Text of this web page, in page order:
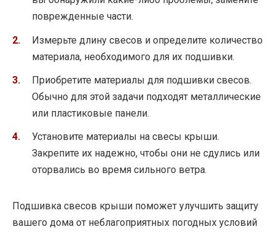
поврежденные части.
Измерьте длину свесов и определите количество
материала, необходимого для их подшивки.
Приобретите материалы для подшивки свесов.
Обычно для этой задачи подходят металлические
или пластиковые панели.
Установите материалы на свесы крыши.
Закрепите их надежно, чтобы они не сдулись или
оторвались во время сильного ветра.
Подшивка свесов крыши поможет улучшить защиту
вашего дома от неблагоприятных погодных условий